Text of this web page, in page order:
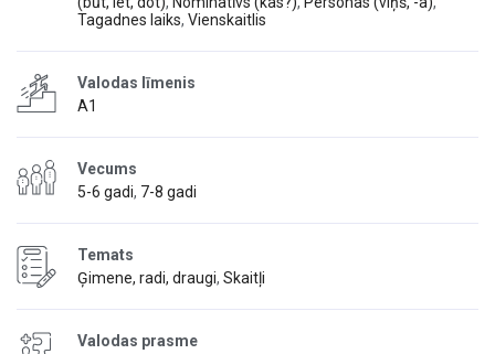
Tagadnes laiks, Vienskaitlis
Valodas līmenis
A1
Vecums
5-6 gadi, 7-8 gadi
Temats
Ģimene, radi, draugi, Skaitļi
Valodas prasme